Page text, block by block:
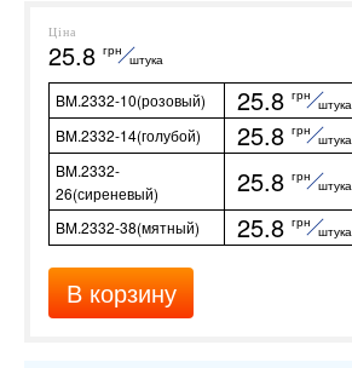
Ціна
25.8 грн
штука
BM.2332-10(розовый) 25.8 грн
штука
BM.2332-14(голубой) 25.8 грн
штука
BM.2332-
26(сиреневый)
25.8 грн
штука
BM.2332-38(мятный) 25.8 грн
штука
В корзину